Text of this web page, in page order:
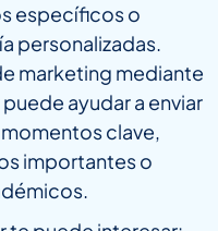
específicos o
personalizadas.
marketing mediante
ayudar a enviar
clave,
importantes o